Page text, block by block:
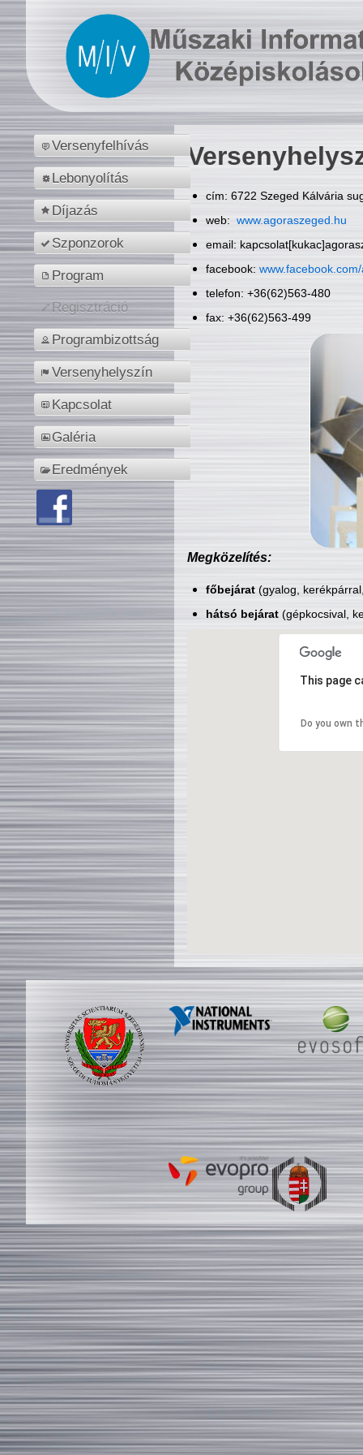
Versenyfelhívás
Lebonyolítás
Díjazás
Szponzorok
Program
Regisztráció
Programbizottság
Versenyhelyszín
Kapcsolat
Galéria
Eredmények
cím: 6722 Szeged Kálvária
web: www.agoraszeged.hu
email:
facebook:
telefon: +36(62)563-480
fax: +36(62)563-499
Megközelítés:
főbejárat(gyalog,
hátsó bejárat(gépkocsival,
This page
Do you own